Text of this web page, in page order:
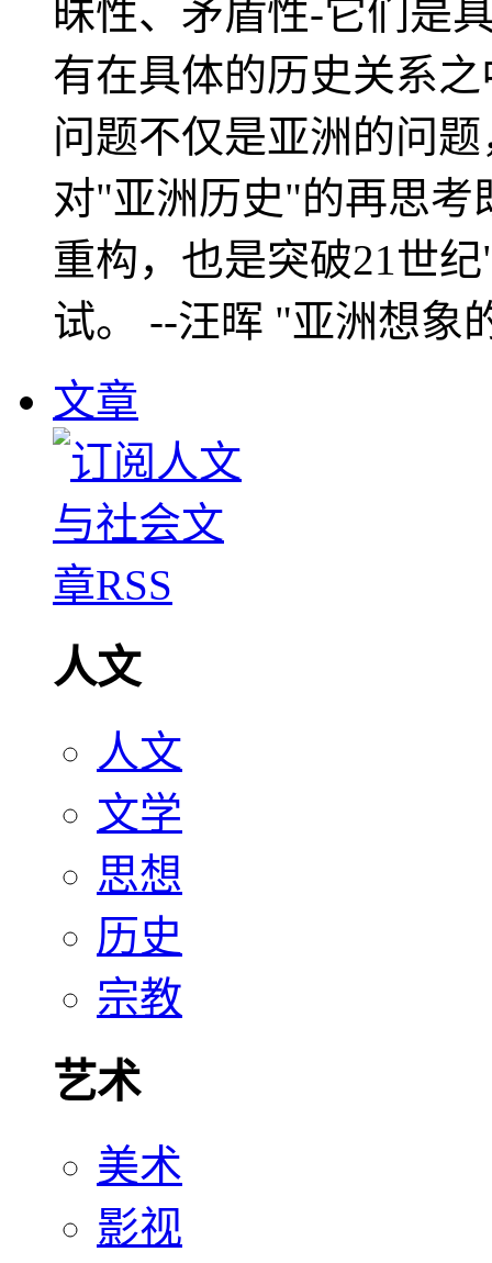
昧性、矛盾性-它们是
有在具体的历史关系
问题不仅是亚洲的问
对"亚洲历史"的再思考
重构，也是突破21世
试。 --汪晖 "亚洲想象
文章
人文
人文
文学
思想
历史
宗教
艺术
美术
影视